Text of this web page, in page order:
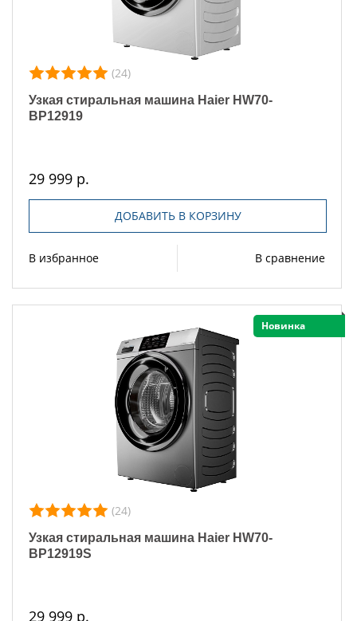
(24)
Узкая стиральная машина Haier HW70-
BP12919
29 999 р.
ДОБАВИТЬ В КОРЗИНУ
В избранное В сравнение
Новинка
(24)
Узкая стиральная машина Haier HW70-
BP12919S
29 999 р.